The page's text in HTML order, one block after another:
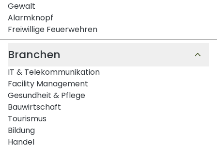
Gewalt
Alarmknopf
Freiwillige Feuerwehren
Branchen
IT & Telekommunikation
Facility Management
Gesundheit & Pflege
Bauwirtschaft
Tourismus
Bildung
Handel